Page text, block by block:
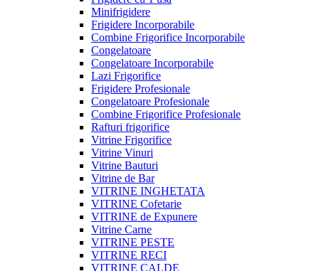
Minifrigidere
Frigidere Incorporabile
Combine Frigorifice Incorporabile
Congelatoare
Congelatoare Incorporabile
Lazi Frigorifice
Frigidere Profesionale
Congelatoare Profesionale
Combine Frigorifice Profesionale
Rafturi frigorifice
Vitrine Frigorifice
Vitrine Vinuri
Vitrine Bauturi
Vitrine de Bar
VITRINE INGHETATA
VITRINE Cofetarie
VITRINE de Expunere
Vitrine Carne
VITRINE PESTE
VITRINE RECI
VITRINE CALDE